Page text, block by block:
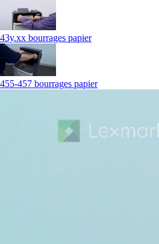
43y.xx bourrages papier
455-457 bourrages papier